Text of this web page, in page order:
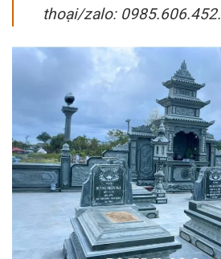
thoại/zalo: 0985.606.452.